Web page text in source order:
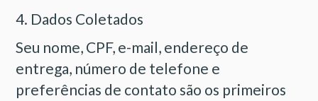
4. Dados Coletados
Seu nome, CPF, e-mail, endereço de
entrega, número de telefone e
preferências de contato são os primeiros